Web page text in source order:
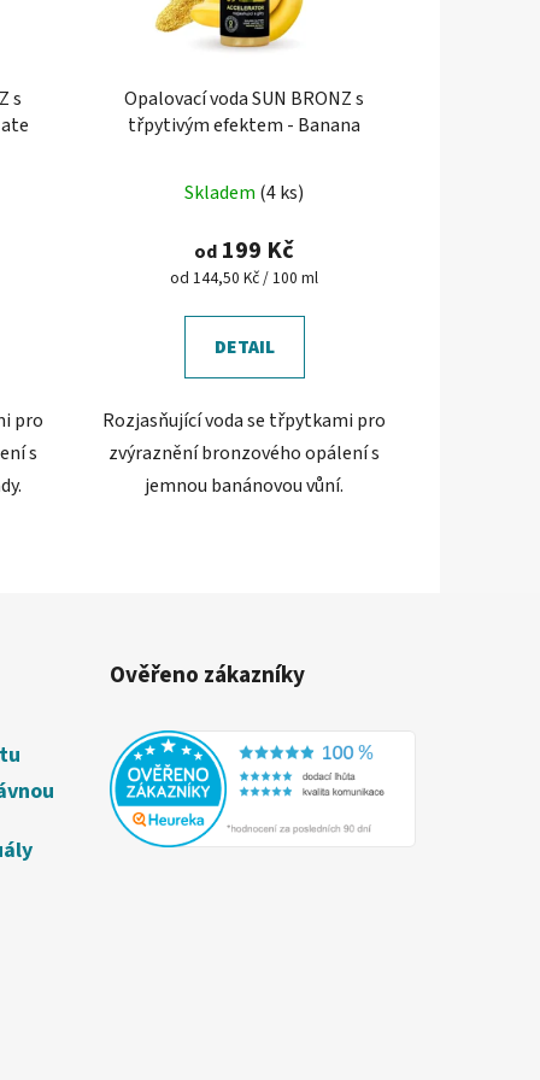
s
pro
s
Opalovací voda SUN BRONZ s
třpytivým efektem - Banana
Skladem (4 ks)
od 199 Kč
Měrná
od 144,50 Kč / 100 ml
DETAIL
Rozjasňující voda se třpytkami pro
zvýraznění bronzového opálení s
jemnou banánovou vůní.
Ověřeno zákazníky